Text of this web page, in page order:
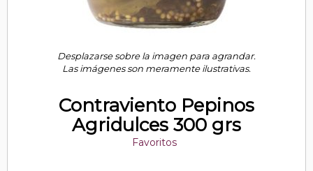
Desplazarse sobre la imagen para agrandar.
Las imágenes son meramente ilustrativas.
Contraviento Pepinos
Agridulces 300 grs
Favoritos